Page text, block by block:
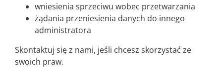
wniesienia sprzeciwu wobec przetwarzania
żądania przeniesienia danych do innego
administratora
Skontaktuj się z nami, jeśli chcesz skorzystać ze
swoich praw.